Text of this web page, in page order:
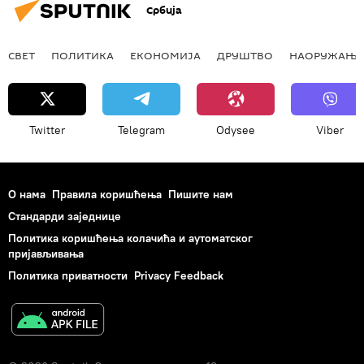
Србија
СВЕТ ПОЛИТИКА ЕКОНОМИЈА ДРУШТВО НАОРУЖАЊЕ
Twitter Telegram Odysee Viber
О нама Правила коришћења Пишите нам
Стандарди заједнице
Политика коришћења колачића и аутоматског
пријављивања
Политика приватности Privacy Feedback